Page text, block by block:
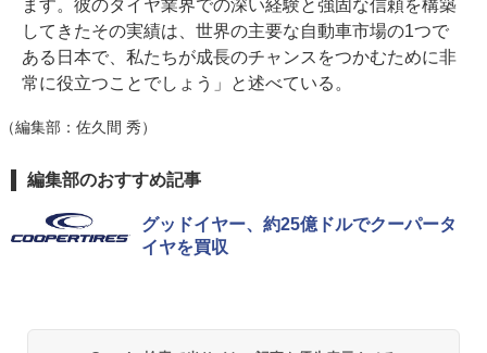
ます。彼のタイヤ業界での深い経験と強固な信頼を構築
してきたその実績は、世界の主要な自動車市場の1つで
ある日本で、私たちが成長のチャンスをつかむために非
常に役立つことでしょう」と述べている。
（編集部：佐久間 秀）
編集部のおすすめ記事
グッドイヤー、約25億ドルでクーパータ
イヤを買収